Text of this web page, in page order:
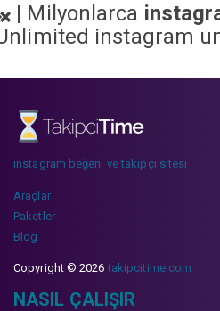
| Milyonlarca
instagram
instagram beğeni ve takipçi sitesi
Araçlar
Paketler
Blog
Copyright © 2026takipcitime.com
NASIL ÇALIŞIR